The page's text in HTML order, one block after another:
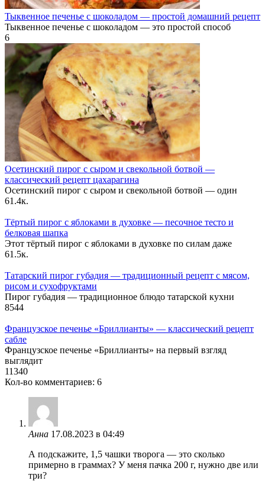
Тыквенное печенье с шоколадом — простой домашний рецепт
Тыквенное печенье с шоколадом — это простой способ
6
Осетинский пирог с сыром и свекольной ботвой —
классический рецепт цахарагина
Осетинский пирог с сыром и свекольной ботвой — один
61.4к.
Тёртый пирог с яблоками в духовке — песочное тесто и
белковая шапка
Этот тёртый пирог с яблоками в духовке по силам даже
61.5к.
Татарский пирог губадия — традиционный рецепт с мясом,
рисом и сухофруктами
Пирог губадия — традиционное блюдо татарской кухни
8544
Французское печенье «Бриллианты» — классический рецепт
сабле
Французское печенье «Бриллианты» на первый взгляд
выглядит
11340
Кол-во комментариев: 6
Анна 17.08.2023 в 04:49
А подскажите, 1,5 чашки творога — это сколько
примерно в граммах? У меня пачка 200 г, нужно две или
три?